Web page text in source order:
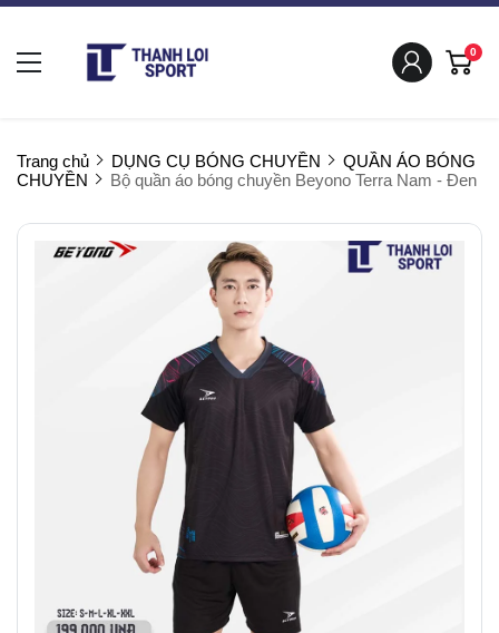
0
Trang chủ DỤNG CỤ BÓNG CHUYỀN
QUẦN ÁO BÓNG
CHUYỀN
Bộ quần áo bóng chuyền Beyono Terra Nam - Đen